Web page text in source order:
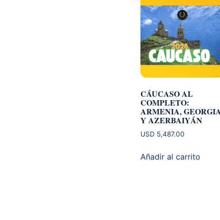
CÁUCASO AL
COMPLETO:
ARMENIA,
Y AZERBAIYÁN
USD 5,487.00
Añadir al carrito